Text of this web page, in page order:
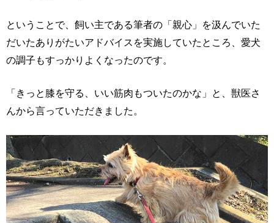
ということで、飼い主である筆者の「親心」を汲んでいた
だいたありがたいアドバイスを実施していたところ、愛犬
の調子もすっかりよくなったのです。
「きっと膝を守る、いい筋肉もついたのかな」と、獣医さ
んから言っていただきました。